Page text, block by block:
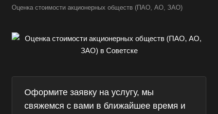
Оценка стоимости акционерных обществ (ПАО, АО, ЗАО)
Оформите заявку на услугу, мы
свяжемся с вами в ближайшее время и